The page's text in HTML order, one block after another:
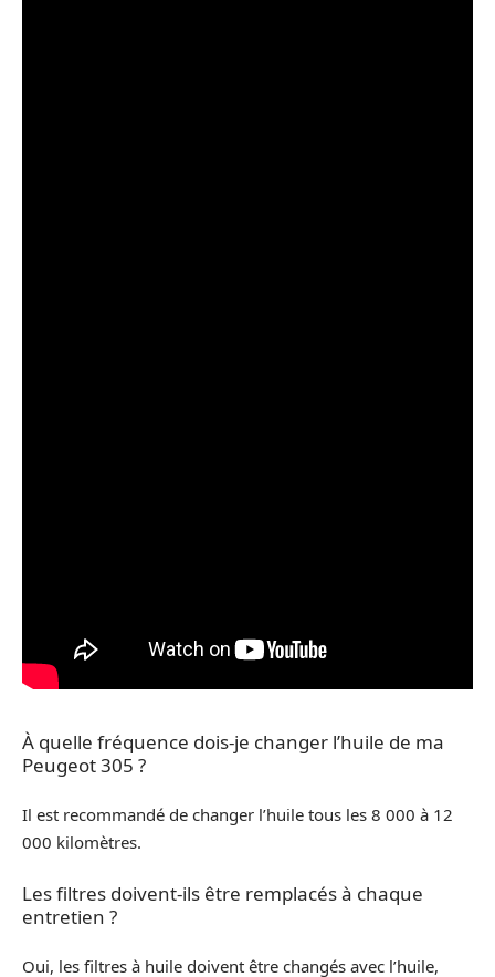
À quelle fréquence dois-je changer l’huile de ma
Peugeot 305 ?
Il est recommandé de changer l’huile tous les 8 000 à 12
000 kilomètres.
Les filtres doivent-ils être remplacés à chaque
entretien ?
Oui, les filtres à huile doivent être changés avec l’huile,